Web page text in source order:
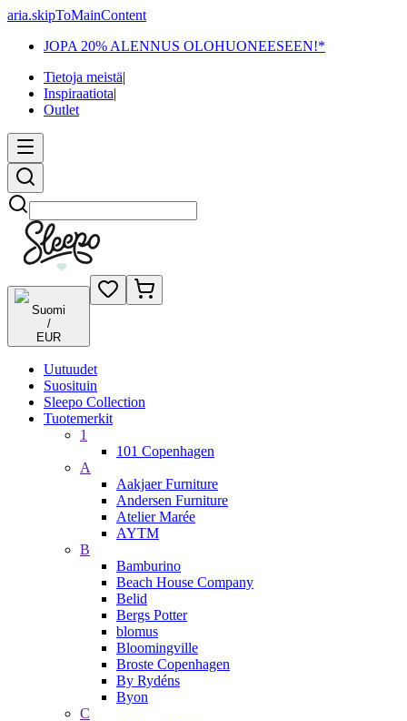
aria.skipToMainContent
JOPA 20% ALENNUS OLOHUONEESEEN!*
Tietoja meistä|
Inspiraatiota|
Outlet
Etsi
Suomi
/
EUR
Uutuudet
Suosituin
Sleepo Collection
Tuotemerkit
1
101 Copenhagen
A
Aakjaer Furniture
Andersen Furniture
Atelier Marée
AYTM
B
Bamburino
Beach House Company
Belid
Bergs Potter
blomus
Bloomingville
Broste Copenhagen
By Rydéns
Byon
C